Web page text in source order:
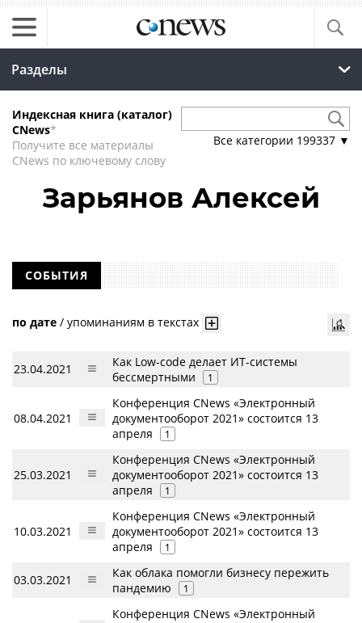
Разделы
Индексная книга (каталог)
CNews*
Получите все материалы
CNews по ключевому слову
Все категории 199337 ▼
Зарьянов Алексей
СОБЫТИЯ
по дате / упоминаниям в текстах
23.04.2021
Как Low-code делает ИТ-системы
бессмертными
1
08.04.2021
Конференция CNews «Электронный
документооборот 2021» состоится 13
апреля
1
25.03.2021
Конференция CNews «Электронный
документооборот 2021» состоится 13
апреля
1
10.03.2021
Конференция CNews «Электронный
документооборот 2021» состоится 13
апреля
1
03.03.2021
Как облака помогли бизнесу пережить
пандемию
1
Конференция CNews «Электронный